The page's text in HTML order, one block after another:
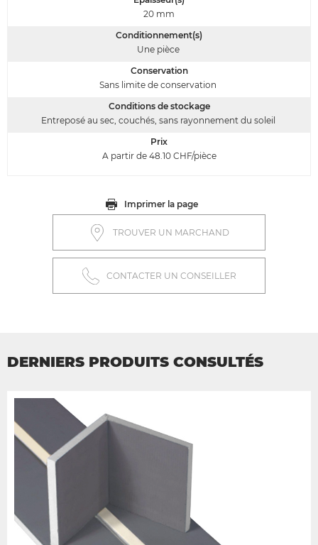
20 mm
Conditionnement(s)
Une pièce
Conservation
Sans limite de conservation
Conditions de stockage
Entreposé au sec, couchés, sans rayonnement du soleil
Prix
A partir de 48.10 CHF/pièce
Imprimer la page
TROUVER UN MARCHAND
CONTACTER UN CONSEILLER
DERNIERS PRODUITS CONSULTÉS